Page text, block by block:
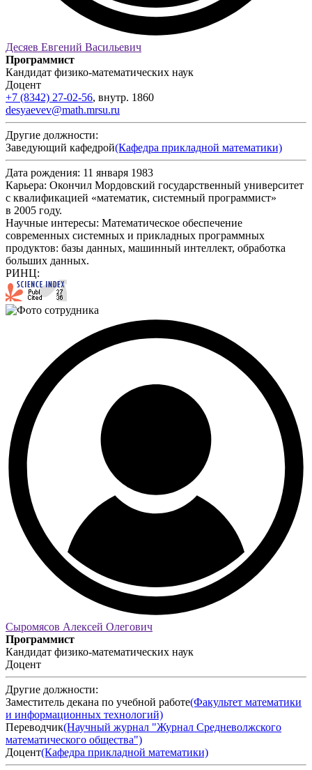
Десяев Евгений Васильевич
Программист
Кандидат физико-математических наук
Доцент
+7 (8342) 27-02-56, внутр. 1860
desyaevev@math.mrsu.ru
Другие должности:
Заведующий кафедрой(Кафедра прикладной математики)
Дата рождения: 11 января 1983
Карьера: Окончил Мордовский государственный университет
с квалификацией «математик, системный программист»
в 2005 году.
Научные интересы: Математическое обеспечение
современных системных и прикладных программных
продуктов: базы данных, машинный интеллект, обработка
больших данных.
РИНЦ:
Сыромясов Алексей Олегович
Программист
Кандидат физико-математических наук
Доцент
Другие должности:
Заместитель декана по учебной работе(Факультет математики
и информационных технологий)
Переводчик(Научный журнал "Журнал Средневолжского
математического общества")
Доцент(Кафедра прикладной математики)